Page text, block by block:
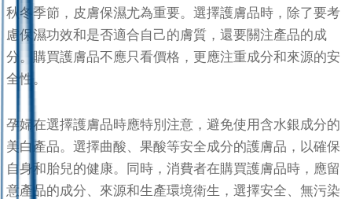
秋冬季節，皮膚保濕尤為重要。選擇護膚品時，除了要考
慮保濕功效和是否適合自己的膚質，還要關注產品的成
分。購買護膚品不應只看價格，更應注重成分和來源的安
全性。
孕婦在選擇護膚品時應特別注意，避免使用含水銀成分的
美白產品。選擇曲酸、果酸等安全成分的護膚品，以確保
自身和胎兒的健康。同時，消費者在購買護膚品時，應留
意產品的成分、來源和生產環境衛生，選擇安全、無污染